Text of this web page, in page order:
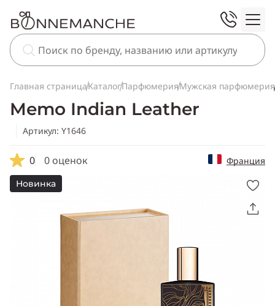
Главная страницаКаталогПарфюмерияМужская парфюмерия
Memo Indian Leather
Артикул: Y1646
0 0 оценок Франция
Скопировать
Telegram
Новинка